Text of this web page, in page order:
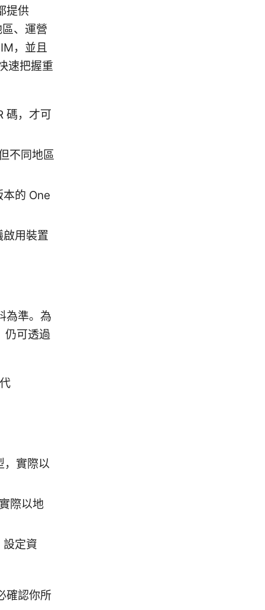
提供
、運營
，並且
速把握重
碼，才可
不同地區
的 One
用裝置
為準。為
仍可透過
實際以
際以地
定資
確認你所